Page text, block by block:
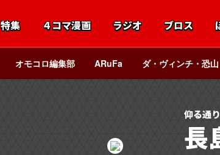
特集 ４コマ漫画 ラジオ ブロス
オモコロ編集部 ARuFa ダ・ヴィンチ・恐山
仰る通り
長